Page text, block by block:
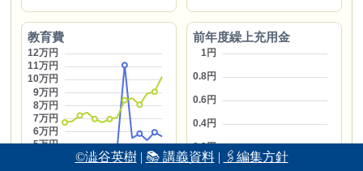
©澁谷英樹| 📚 講義資料| 🖇編集方針
教育費 前年度繰上充用金